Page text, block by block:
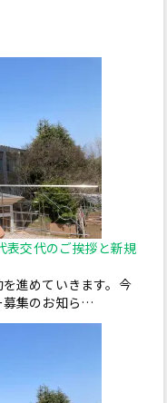
表交代のご挨拶と新規
進めていきます。今
募集のお知ら…